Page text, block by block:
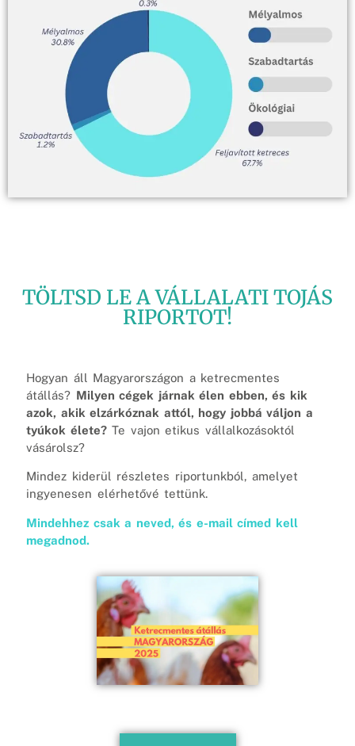
TÖLTSD LE A VÁLLALATI TOJÁS
RIPORTOT!
Hogyan áll Magyarországon a ketrecmentes
átállás? Milyen cégek járnak élen ebben, és kik
azok, akik elzárkóznak attól, hogy jobbá váljon a
tyúkok élete?Te vajon etikus vállalkozásoktól
vásárolsz?
Mindez kiderül részletes riportunkból, amelyet
ingyenesen elérhetővé tettünk.
Mindehhez csak a neved, és e-mail címed kell
megadnod.